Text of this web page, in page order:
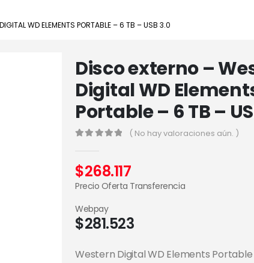
WD ELEMENTS PORTABLE – 6 TB – USB 3.0
Disco externo –
Digital WD
Portable – 6 TB –
( No hay valoraciones aún. )
$268.117
Precio Oferta Transferencia
$281.523
Webpay
Western Digital WD Elements